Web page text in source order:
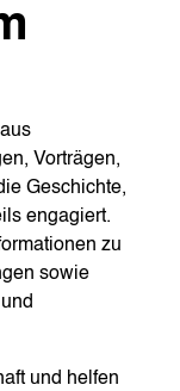
Vorträgen,
Geschichte,
engagiert.
zu
sowie
und helfen